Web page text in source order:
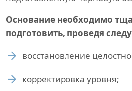
Основание необходимо
подготовить, проведя
восстановление
корректировка уровня;